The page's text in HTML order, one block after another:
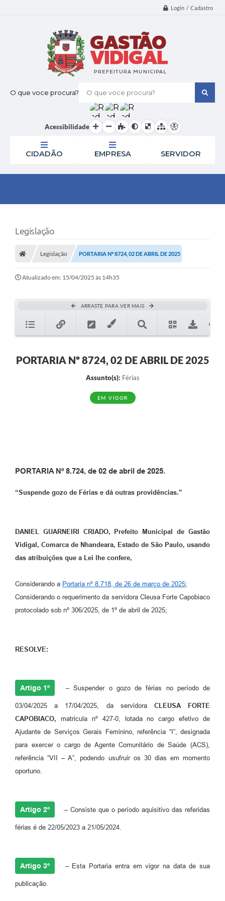
Login / Cadastro
O que voce procura?
Acessibilidade
CIDADÃO EMPRESA SERVIDOR
Legislação
Legislação PORTARIA Nº 8724, 02 DE ABRIL DE 2025
Atualizado em: 15/04/2025 às 14h35
ARRASTE PARA VER MAIS
PORTARIA Nº 8724, 02 DE ABRIL DE 2025
Assunto(s): Férias
EM VIGOR
PORTARIA Nº 8.724, de 02 de abril de 2025.
“Suspende gozo de Férias e dá outras providências.”
DANIEL GUARNEIRI CRIADO, Prefeito Municipal de Gastão
Vidigal, Comarca de Nhandeara, Estado de São Paulo, usando
das atribuições que a Lei lhe confere,
Considerando a Portaria nº 8.718, de 26 de março de 2025;
Considerando o requerimento da servidora Cleusa Forte Capobiaco
protocolado sob nº 306/2025, de 1º de abril de 2025;
RESOLVE:
Artigo 1º –Suspender o gozo de férias no período de
03/04/2025 a 17/04/2025, da servidora CLEUSA FORTE
CAPOBIACO, matricula nº 427-0, lotada no cargo efetivo de
Ajudante de Serviços Gerais Feminino, referência “I”, designada
para exercer o cargo de Agente Comunitário de Saúde (ACS),
referência “VII – A”, podendo usufruir os 30 dias em momento
oportuno.
Artigo 2º – Consiste que o período aquisitivo das referidas
férias é de 22/05/2023 a 21/05/2024.
Artigo 3º – Esta Portaria entra em vigor na data de sua
publicação.